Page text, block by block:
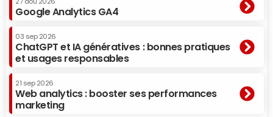
27 aoû 2026
Google Analytics GA4
03 sep 2026
ChatGPT et IA génératives : bonnes pratiques
et usages responsables
21 sep 2026
Web analytics : booster ses performances
marketing